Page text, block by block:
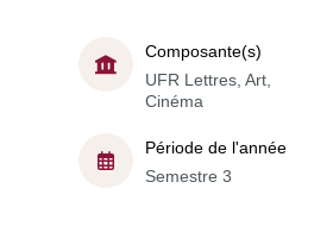
Composante(s)
UFR Lettres, Art,
Cinéma
Période de l'année
Semestre 3